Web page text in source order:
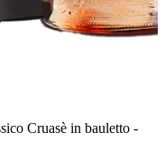
Cruasè in bauletto -